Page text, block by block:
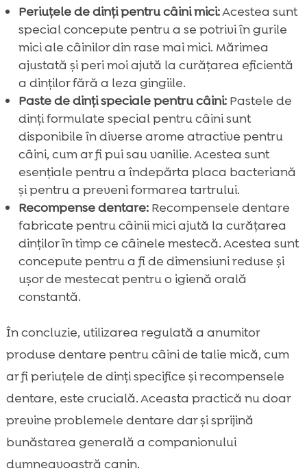
Periuțele de dinți pentru câini mici:Acestea sunt
special concepute pentru a se potrivi în gurile
mici ale câinilor din rase mai mici. Mărimea
ajustată și peri moi ajută la curățarea eficientă
a dinților fără a leza gingiile.
Paste de dinți speciale pentru câini:Pastele de
dinți formulate special pentru câini sunt
disponibile în diverse arome atractive pentru
câini, cum ar fi pui sau vanilie. Acestea sunt
esențiale pentru a îndepărta placa bacteriană
și pentru a preveni formarea tartrului.
Recompense dentare:Recompensele dentare
fabricate pentru câinii mici ajută la curățarea
dinților în timp ce câinele mestecă. Acestea sunt
concepute pentru a fi de dimensiuni reduse și
ușor de mestecat pentru o igienă orală
constantă.
În concluzie, utilizarea regulată a anumitor
produse dentare pentru câini de talie mică, cum
ar fi periuțele de dinți specifice și recompensele
dentare, este crucială. Aceasta practică nu doar
previne problemele dentare dar și sprijină
bunăstarea generală a companionului
dumneavoastră canin.